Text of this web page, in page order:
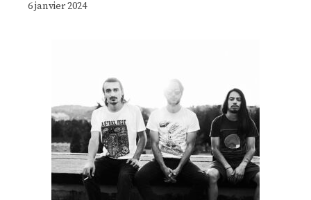
6 janvier 2024